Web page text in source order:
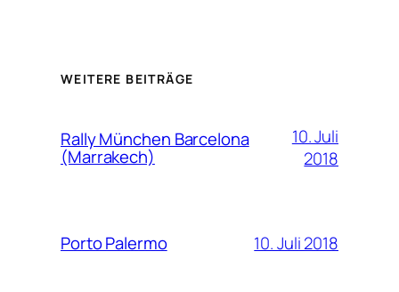
WEITERE BEITRÄGE
Rally München Barcelona
(Marrakech)
10. Juli
2018
Porto Palermo 10. Juli 2018